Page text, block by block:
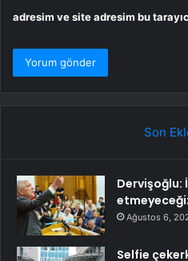
adresim ve site adresim bu
Son
Dervişoğlu:
Ağustos 6,
Selfie